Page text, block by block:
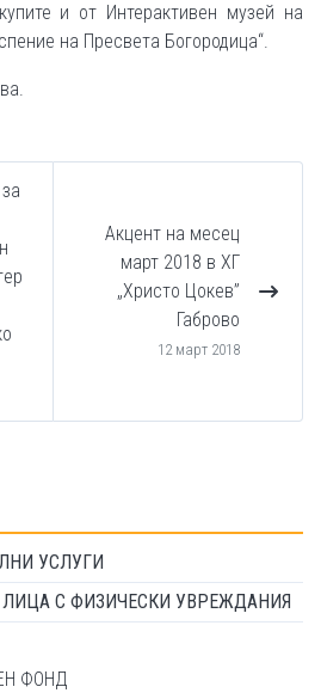
и от Интерактивен музей на
на Пресвета Богородица“.
Акцент на месец
март 2018 в ХГ
„Христо Цокев”
Габрово
12 март 2018
УСЛУГИ
С ФИЗИЧЕСКИ УВРЕЖДАНИЯ
ФОНД